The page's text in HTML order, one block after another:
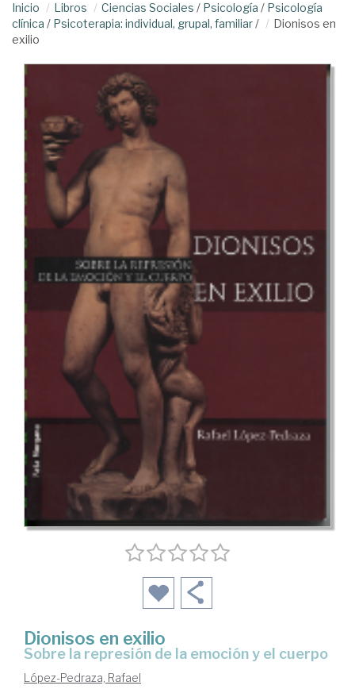
Inicio Libros Ciencias Sociales / Psicología / Psicología
clínica / Psicoterapia: individual, grupal, familiar/
Dionisos en
exilio
Dionisos en exilio
sobre la represión de la emoción y el cuerpo
López-Pedraza, Rafael